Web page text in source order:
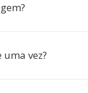
uma vez?